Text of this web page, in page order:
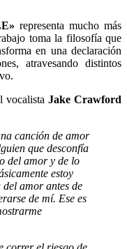
representa mucho más
toma la filosofía que
en una declaración
atravesando distintos
vocalistaJake Crawford
canción de amor
que desconfía
del amor y de lo
estoy
amor antes de
de mí. Ese es